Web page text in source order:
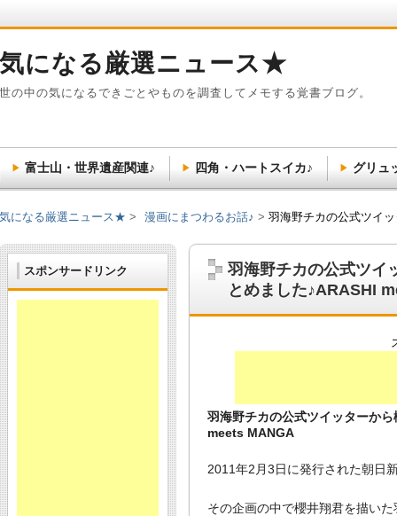
羽海野チカの公式ツイ
とめました♪ARASHI
羽海野チカの公式ツイッターか
meets MANGA
2011年2月3日に発行された朝日
その企画の中で櫻井翔君を描い
スポンサードリンク
気になる厳選ニュース★ 漫画にまつわるお話♪ 羽海野チカの公式ツイ
気になる厳選ニュース★
世の中の気になるできごとやものを調査してメモする覚書ブログ。
富士山・世界遺産関連♪ 四角・ハートスイカ♪ グリュ